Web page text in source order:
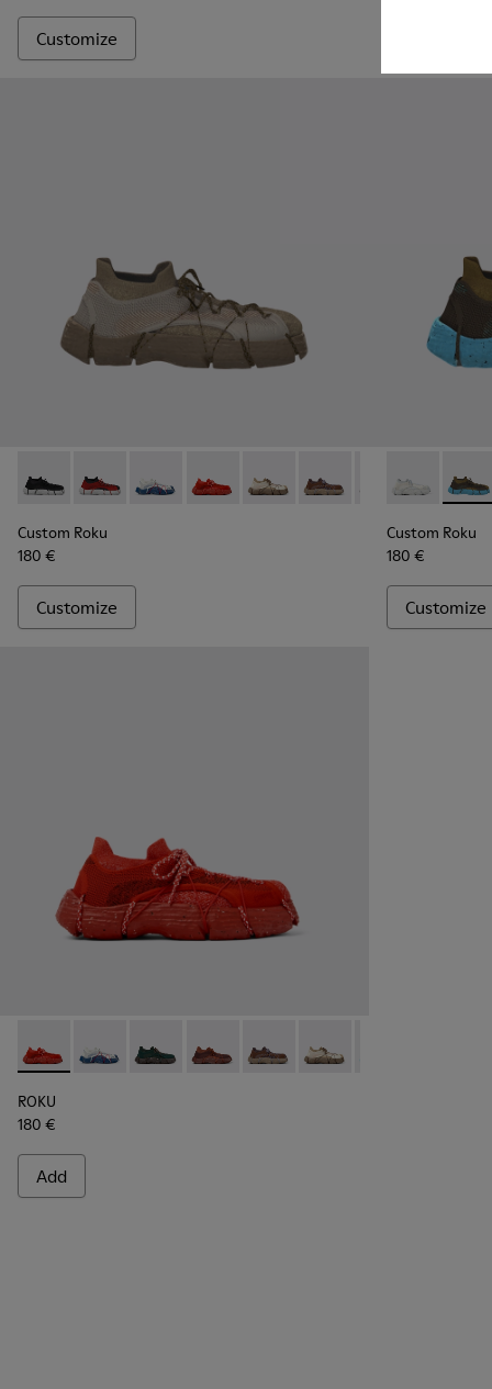
Customize
Custom Roku - K100953-999-R005 - Disassembled Sneaker
Custom Roku - K100953-999-R003 - Disassembled
Custom Roku - K100953-014 - Multicolor
Custom Roku - K100953-002 - Red
Custom Roku - K100953-008 -
Custom Roku -Custom Roku -
Custom
Custom Roku
180 €
Customize
Custom
Custom Roku
180 €
Customize
ROKU - K100953-002 - Red Sneaker for Men
ROKU - K100953-014 - Multicolor Textile Sneakers for
ROKU - K100953-012 - Green Sneaker for Men
ROKU - K100953-010 - Burgundy
ROKU - K100953-009 - Brown/
ROKU - K100953-008 -
ROKU
180 €
Add